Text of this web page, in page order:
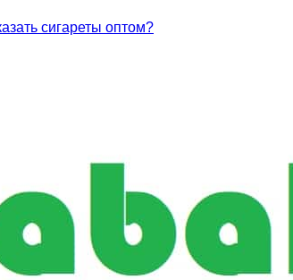
сигареты оптом?